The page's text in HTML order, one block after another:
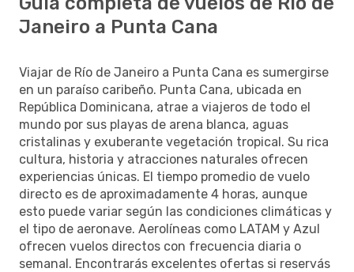
Janeiro a Punta Cana
Viajar de Río de Janeiro a Punta Cana es sumergirse
en un paraíso caribeño. Punta Cana, ubicada en
República Dominicana, atrae a viajeros de todo el
mundo por sus playas de arena blanca, aguas
cristalinas y exuberante vegetación tropical. Su rica
cultura, historia y atracciones naturales ofrecen
experiencias únicas. El tiempo promedio de vuelo
directo es de aproximadamente 4 horas, aunque
esto puede variar según las condiciones climáticas y
el tipo de aeronave. Aerolíneas como LATAM y Azul
ofrecen vuelos directos con frecuencia diaria o
semanal. Encontrarás excelentes ofertas si reservás